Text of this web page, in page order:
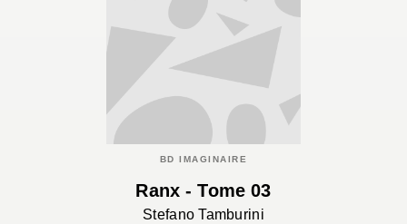
BD IMAGINAIRE
Ranx - Tome 03
Stefano Tamburini